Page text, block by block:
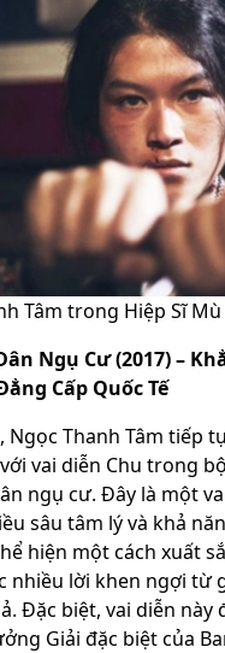
Tâm trong Hiệp Sĩ Mù
Ngụ Cư (2017) –
Cấp Quốc Tế
Ngọc Thanh Tâm tiếp
vai diễn Chu trong
ngụ cư. Đây là một
sâu tâm lý và khả
hiện một cách xuất
nhiều lời khen ngợi từ
Đặc biệt, vai diễn này
Giải đặc biệt của